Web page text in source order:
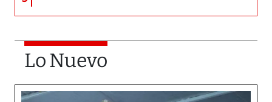
Lo Nuevo